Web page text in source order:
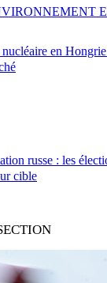
en
russe : les
cible